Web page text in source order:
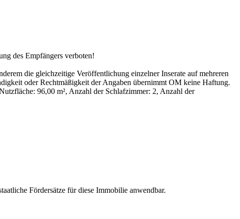
des Empfängers verboten!
die gleichzeitige Veröffentlichung einzelner Inserate auf mehreren
oder Rechtmäßigkeit der Angaben übernimmt OM keine Haftung.
96,00 m², Anzahl der Schlafzimmer: 2, Anzahl der
Fördersätze für diese Immobilie anwendbar.